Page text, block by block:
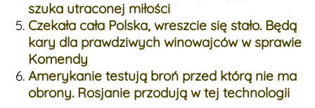
szuka utraconej miłości
Czekała cała Polska, wreszcie się stało. Będą
kary dla prawdziwych winowajców w sprawie
Komendy
Amerykanie testują broń przed którą nie ma
obrony. Rosjanie przodują w tej technologii